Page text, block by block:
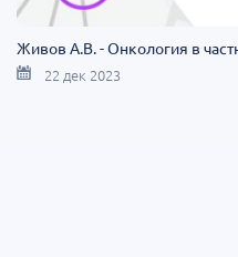
Живов А.В. - Онкология в
22 дек 2023